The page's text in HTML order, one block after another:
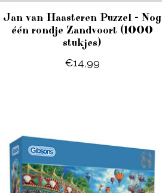
Jan van Haasteren Puzzel - Nog
één rondje Zandvoort (1000
stukjes)
€14,99